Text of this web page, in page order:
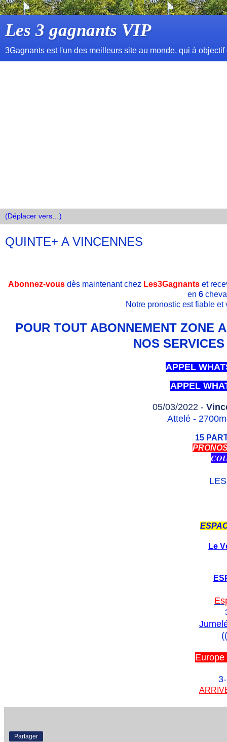
Les 3 gagnants VIP
3Gagnants est l'un des meilleurs site au monde, qui à
QUINTE+ A VINCENNES
Abonnez-vous dès maintenant chez Les3Gagnants et
en 6
Notre pronostic est fiable
POUR TOUT ABONNEMENT ZONE
NOS
APPEL
APPEL
05/03/2022 -
Attelé -
15
Le
Partager